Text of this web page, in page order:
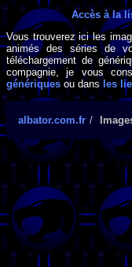
Accès à la
Vous trouverez ici les
animés des séries de
téléchargement de
compagnie, je vous
génériques ou dans les
albator.com.fr